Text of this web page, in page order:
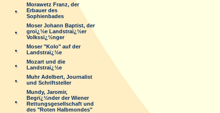
Morawetz Franz, der
Erbauer des
Sophienbades
Moser Johann Baptist, der
groï¿½e Landstraï¿½er
Volkssï¿½nger
Moser "Kolo" auf der
Landstraï¿½e
Mozart und die
Landstraï¿½e
Muhr Adelbert, Journalist
und Schriftsteller
Mundy, Jaromir,
Begrï¿½nder der Wiener
Rettungsgesellschaft und
des "Roten Halbmondes"